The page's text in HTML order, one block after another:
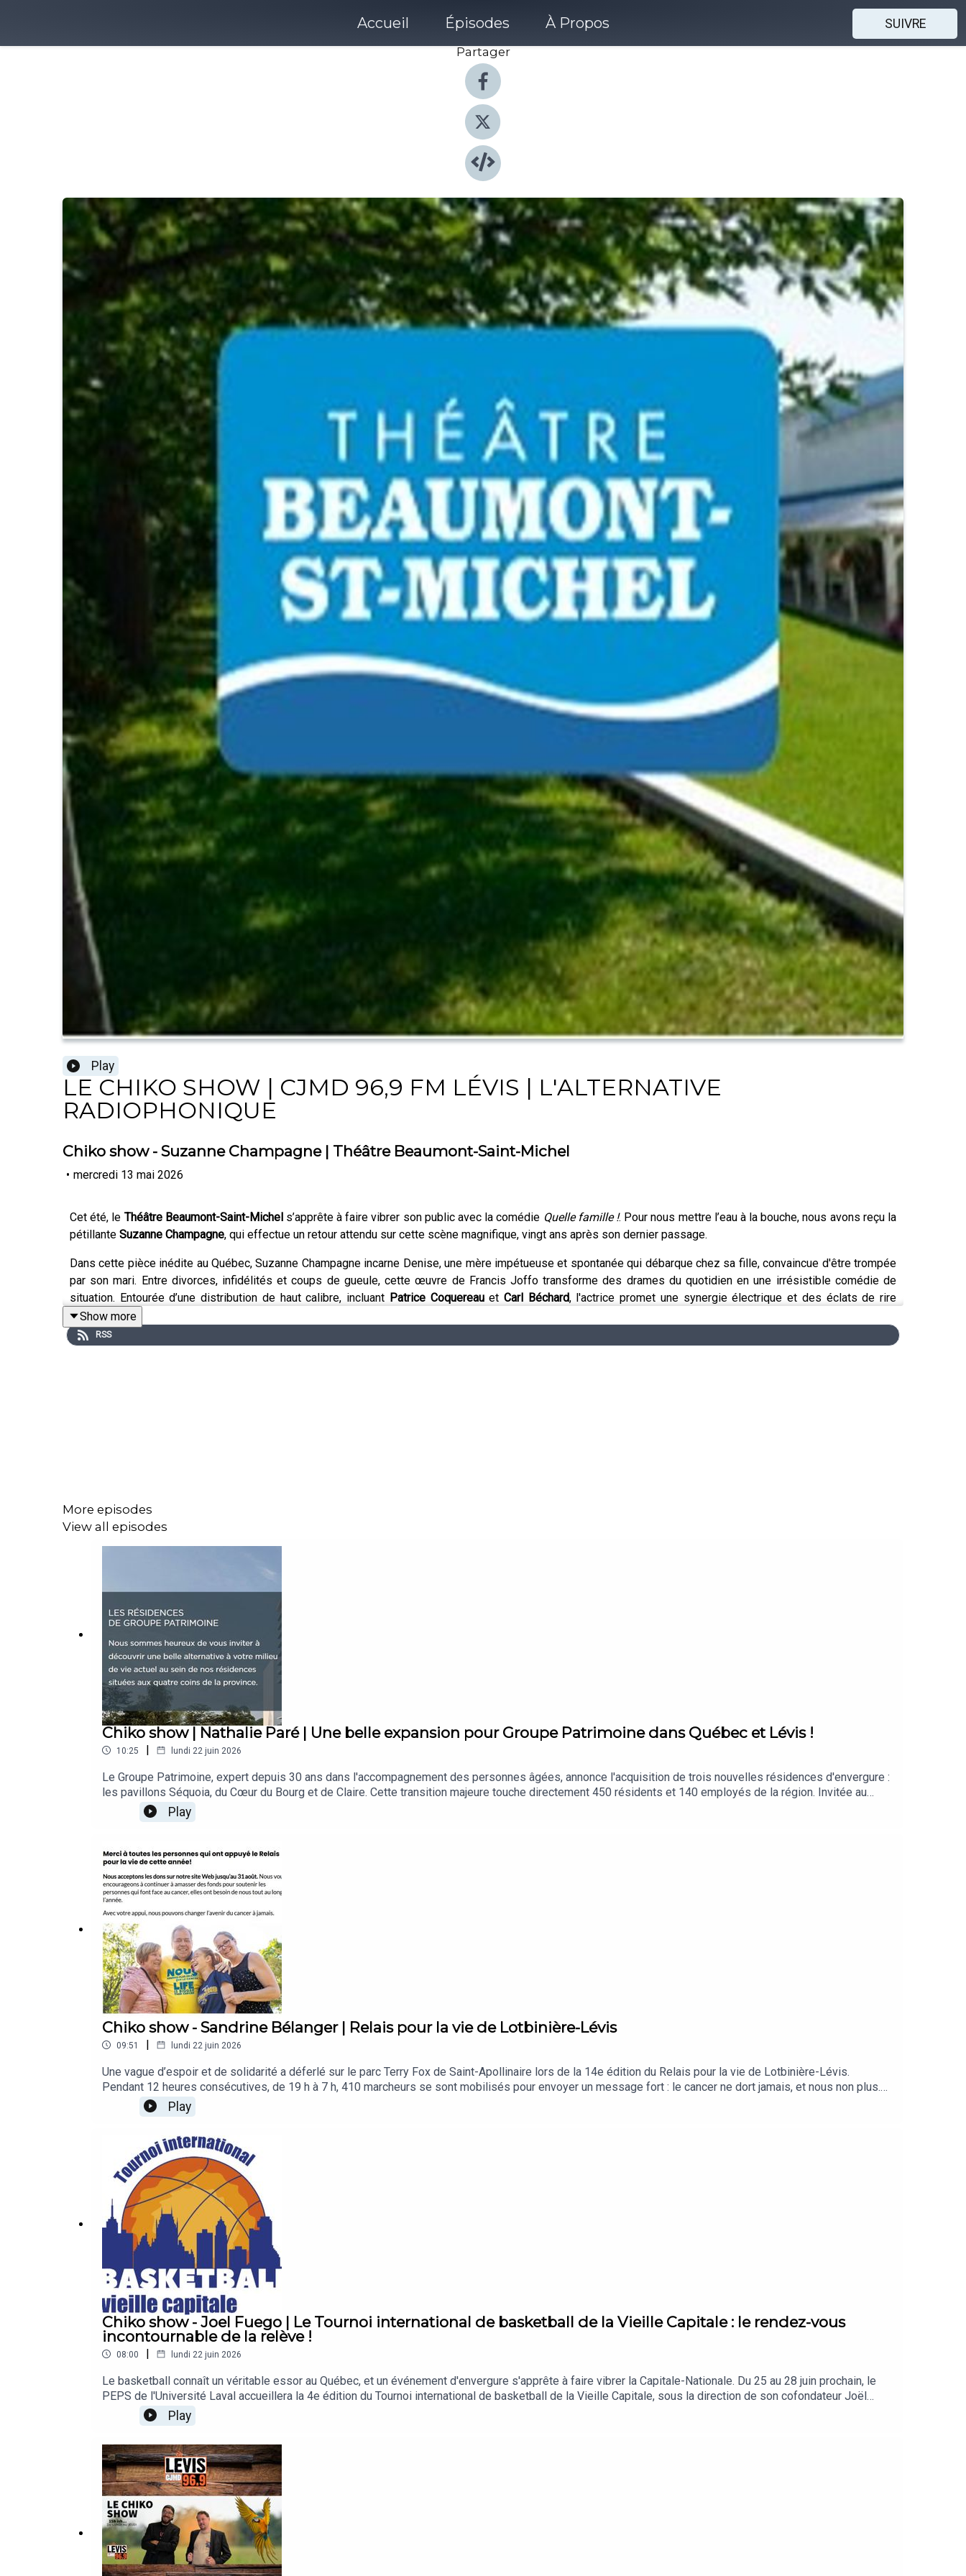
Accueil Épisodes À Propos
SUIVRE
Partager
Play
LE CHIKO SHOW | CJMD 96,9 FM LÉVIS | L'ALTERNATIVE
RADIOPHONIQUE
Chiko show - Suzanne Champagne | Théâtre Beaumont-Saint-Michel
• mercredi 13 mai 2026
Cet été, le Théâtre Beaumont-Saint-Michels’apprête à faire vibrer son public avec la comédie Quelle famille !. Pour nous mettre l’eau à la bouche, nous avons reçu la
pétillante Suzanne Champagne, qui effectue un retour attendu sur cette scène magnifique, vingt ans après son dernier passage.
Dans cette pièce inédite au Québec, Suzanne Champagne incarne Denise, une mère impétueuse et spontanée qui débarque chez sa fille, convaincue d'être trompée
par son mari. Entre divorces, infidélités et coups de gueule, cette œuvre de Francis Joffo transforme des drames du quotidien en une irrésistible comédie de
situation. Entourée d’une distribution de haut calibre, incluant Patrice CoquereauetCarl Béchard, l'actrice promet une synergie électrique et des éclats de rire
garantis.
Au-delà des planches, c’est une expérience complète qui attend les visiteurs : jardins fleuris, terrasse accueillante et la réputée formulesouper-spectacle. Dès le17
Show more
RSS
More episodes
View all episodes
Chiko show | Nathalie Paré | Une belle expansion pour Groupe Patrimoine dans Québec et Lévis !
10:25 | lundi 22 juin 2026
Le Groupe Patrimoine, expert depuis 30 ans dans l'accompagnement des personnes âgées, annonce l'acquisition de trois nouvelles résidences d'envergure :
les pavillons Séquoia, du Cœur du Bourg et de Claire. Cette transition majeure touche directement 450 résidents et 140 employés de la région. Invitée au
micro de Chiko, la présidente-directrice générale, Nathalie Paré, partage sa vision chaleureuse et humaine pour ces nouveaux milieux de vie. Entre projets
intergénérationnels novateurs (comme l'intégration de garderies pour enfants) et stimulation au quotidien, l'objectif reste le même : offrir un second chez-soi
faire grandir sa communauté. Écoutez dès maintenant cette entrevue inspirante et pleine d'optimisme !https://www.groupepatrimoine.ca/
Play
Chiko show - Sandrine Bélanger | Relais pour la vie de Lotbinière-Lévis
09:51 | lundi 22 juin 2026
Une vague d’espoir et de solidarité a déferlé sur le parc Terry Fox de Saint-Apollinaire lors de la 14e édition du Relais pour la vie de Lotbinière-Lévis.
Pendant 12 heures consécutives, de 19 h à 7 h, 410 marcheurs se sont mobilisés pour envoyer un message fort : le cancer ne dort jamais, et nous non plus.
Cette nuit mémorable, oscillant entre festivités et moments d’une vive émotion — comme le tour d'honneur des 51 survivants et la lumineuse cérémonie des
luminaires au son de la cornemuse —, a permis de récolter la somme impressionnante de 291 495 $. Grâce à la générosité de la communauté, le grand total
inspirante de cet événement rassembleur en écoutant l’entrevue complète de Chiko avec Sandrine Bélanger
!https://support.cancer.ca/site/TR/RelayForLife/RFL_NW_odd_?pg=entry&fr_id=30921&s_locale=fr_CA
Play
Chiko show - Joel Fuego | Le Tournoi international de basketball de la Vieille Capitale : le rendez-vous
incontournable de la relève !
08:00 | lundi 22 juin 2026
Le basketball connaît un véritable essor au Québec, et un événement d'envergure s'apprête à faire vibrer la Capitale-Nationale. Du 25 au 28 juin prochain, le
PEPS de l'Université Laval accueillera la 4e édition du Tournoi international de basketball de la Vieille Capitale, sous la direction de son cofondateur Joël
grandissant pour le sport féminin, le tournoi affiche cette année une parité parfaite ! Au-delà de la compétition spectaculaire, les familles pourront profiter
cet événement promet d'en mettre plein la vue. Prêts à encourager les futures stars du ballon orange ? Infos et billetterie sur basketballvieillecapitale.com
!https://www.basketballvieillecapitale.com/
Play